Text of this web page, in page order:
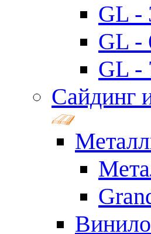
GL -
GL -
GL -
Сайдинг